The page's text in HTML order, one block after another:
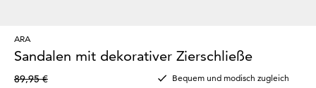
ARA
Sandalen mit dekorativer Zierschließe
89,95 €
Bequem und modisch zugleich